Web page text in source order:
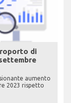
di
aumento
2023 rispetto